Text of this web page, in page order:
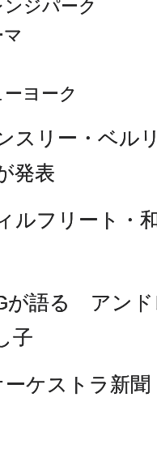
ジパーク
マ
ヨーク
スリー・ベル
発表
フリート・
語る アン
子
ケストラ新聞